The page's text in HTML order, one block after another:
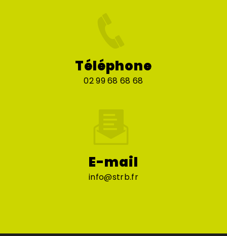
Téléphone
02 99 68 68 68
E-mail
info@strb.fr